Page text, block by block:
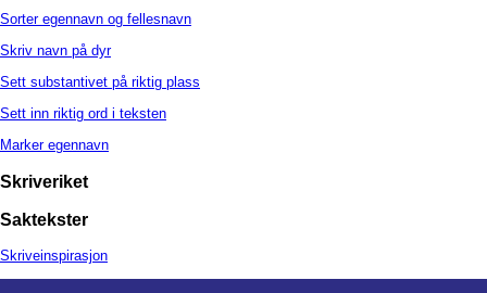
Sorter egennavn og fellesnavn
Skriv navn på dyr
Sett substantivet på riktig plass
Sett inn riktig ord i teksten
Marker egennavn
Skriveriket
Saktekster
Skriveinspirasjon